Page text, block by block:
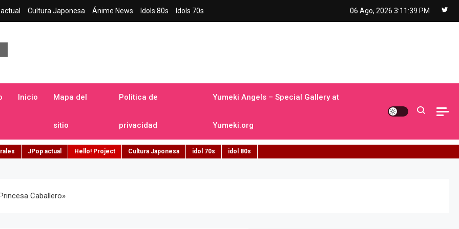
Cultura Japonesa Ánime News Idols 80s Idols 70s 06 Ago, 2026 3:11:41 PM
Inicio Mapa del
sitio
Politica de
privacidad
Yumeki Angels – Special Gallery at
Yumeki.org
JPop actual Hello! Project Cultura Japonesa idol 70s idol 80s
Caballero»